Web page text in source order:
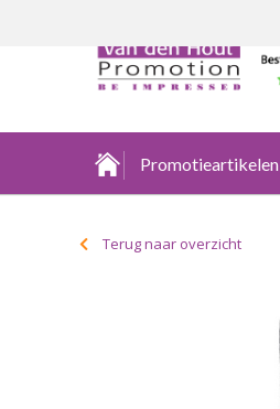
Promotieartikelen
Terug naar overzicht